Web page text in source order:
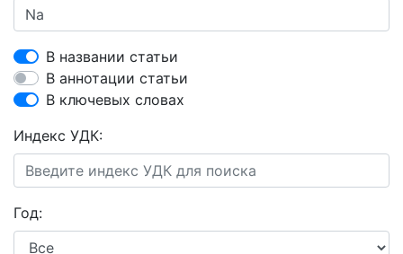
В названии статьи
В аннотации статьи
В ключевых словах
Индекс УДК:
Год: